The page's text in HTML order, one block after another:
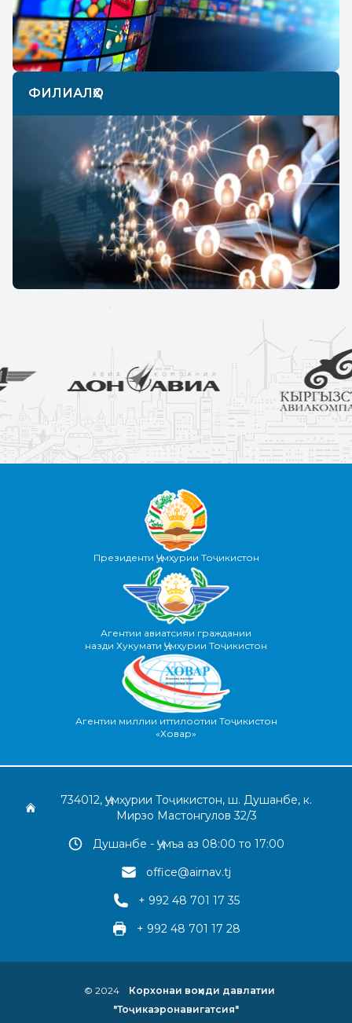
ФИЛИАЛҲО
Президенти Ҷумҳурии Тоҷикистон
Агентии авиатсияи граждании
назди Хукумати Ҷумҳурии Тоҷикистон
Агентии миллии иттилоотии Тоҷикистон
«Ховар»
734012, Ҷумҳурии Тоҷикистон, ш. Душанбе, к.
Мирзо Мастонгулов 32/3
Душанбе - Ҷумъа аз 08:00 то 17:00
office@airnav.tj
+ 992 48 701 17 35
+ 992 48 701 17 28
© 2024
Корхонаи воҳиди давлатии
"Тоҷикаэронавигатсия"